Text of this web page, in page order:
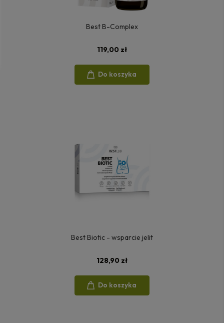
Best B-Complex
119,00 zł
Do koszyka
Best Biotic - wsparcie jelit
128,90 zł
Do koszyka